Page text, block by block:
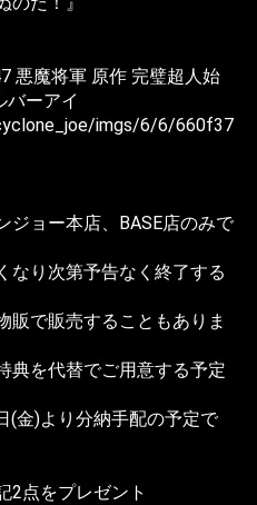
悪魔将軍 原作 完璧超人始
バーアイ
imgs/6/6/660f37
ジョー本店、BASE店のみで
なり次第予告なく終了する
販で販売することもありま
典を代替でご用意する予定
(金)より分納手配の予定で
2点をプレゼント